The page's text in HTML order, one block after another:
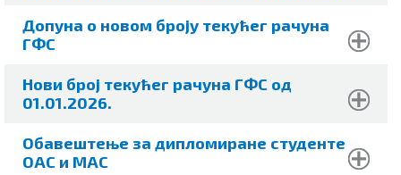
Допуна о новом броју текућег рачуна
ГФС
Нови број текућег рачуна ГФС од
01.01.2026.
Обавештење за дипломиране студенте
ОАС и МАС